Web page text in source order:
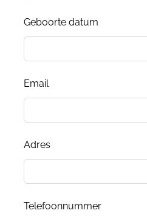
Geboorte datum
Email
Adres
Telefoonnummer